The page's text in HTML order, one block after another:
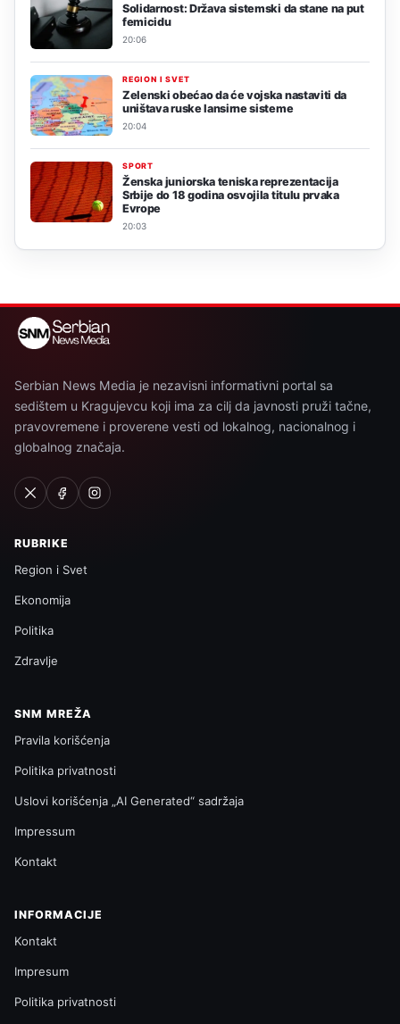
Solidarnost: Država sistemski da stane na put
femicidu
20:06
REGION I SVET
Zelenski obećao da će vojska nastaviti da
uništava ruske lansirne sisteme
20:04
SPORT
Ženska juniorska teniska reprezentacija
Srbije do 18 godina osvojila titulu prvaka
Evrope
20:03
Serbian News Media je nezavisni informativni portal sa
sedištem u Kragujevcu koji ima za cilj da javnosti pruži tačne,
pravovremene i proverene vesti od lokalnog, nacionalnog i
globalnog značaja.
RUBRIKE
Region i Svet
Ekonomija
Politika
Zdravlje
SNM MREŽA
Pravila korišćenja
Politika privatnosti
Uslovi korišćenja „AI Generated“ sadržaja
Impressum
Kontakt
INFORMACIJE
Kontakt
Impresum
Politika privatnosti